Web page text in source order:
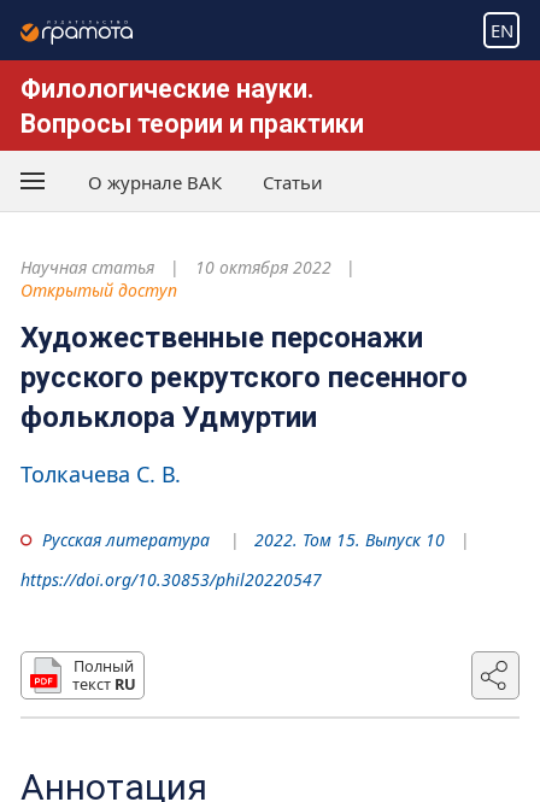
EN
Филологические науки.
Вопросы теории и практики
О журнале ВАК Статьи
Научная статья
10 октября 2022
Открытый доступ
Художественные персонажи
русского рекрутского песенного
фольклора Удмуртии
Толкачева С. В.
Русская литература
2022. Том 15. Выпуск 10
https://doi.org/10.30853/phil20220547
Полный
текст RU
Аннотация